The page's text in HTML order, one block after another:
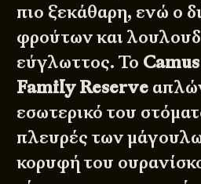
πιο ξεκάθαρη, ενώ ο
φρούτων και
εύγλωττος. Το
Family Reserve
εσωτερικό του
πλευρές των
κορυφή του